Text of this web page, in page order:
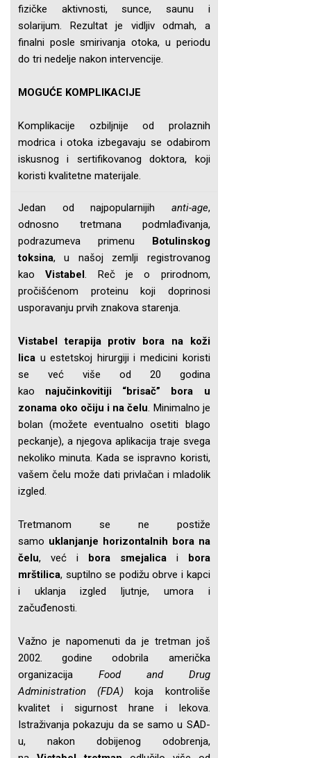
fizičke aktivnosti, sunce, saunu i
solarijum. Rezultat je vidljiv odmah, a
finalni posle smirivanja otoka, u periodu
do tri nedelje nakon intervencije.
MOGUĆE KOMPLIKACIJE
Komplikacije ozbiljnije od prolaznih
modrica i otoka izbegavaju se odabirom
iskusnog i sertifikovanog doktora, koji
koristi kvalitetne materijale.
Jedan od najpopularnijih anti-age,
odnosno tretmana podmlađivanja,
podrazumeva primenu Botulinskog
toksina, u našoj zemlji registrovanog
kaoVistabel. Reč je o prirodnom,
pročišćenom proteinu koji doprinosi
usporavanju prvih znakova starenja.
Vistabel terapija protiv bora na koži
lica u estetskoj hirurgiji i medicini koristi
se već više od 20 godina
kao najučinkovitiji “brisač” bora u
zonama oko očiju i na čelu. Minimalno je
bolan (možete eventualno osetiti blago
peckanje), a njegova aplikacija traje svega
nekoliko minuta. Kada se ispravno koristi,
vašem čelu može dati privlačan i mladolik
izgled.
Tretmanom se ne postiže
samo uklanjanje horizontalnih bora na
čelu, već i bora smejalicai bora
mrštilica, suptilno se podižu obrve i kapci
i uklanja izgled ljutnje, umora i
začuđenosti.
Važno je napomenuti da je tretman još
2002. godine odobrila američka
organizacija Food and Drug
Administration (FDA) koja kontroliše
kvalitet i sigurnost hrane i lekova.
Istraživanja pokazuju da se samo u SAD-
u, nakon dobijenog odobrenja,